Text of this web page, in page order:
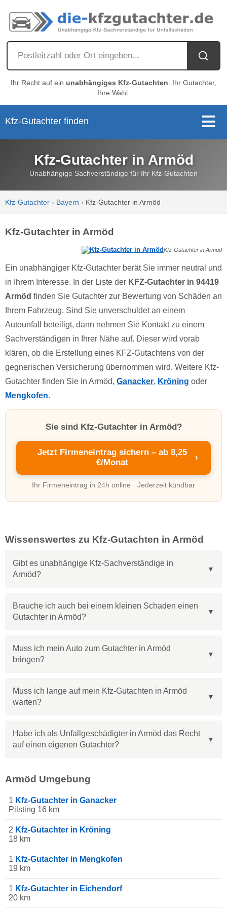
Ihr Recht auf ein unabhängiges Kfz-Gutachten . Ihr Gutachter,
Ihre Wahl.
Kfz-Gutachter finden
Kfz-Gutachter in Armöd
Unabhängige Sachverständige für Ihr Kfz-Gutachten
Kfz-Gutachter › Bayern › Kfz-Gutachter in Armöd
Kfz-Gutachter in Armöd
Kfz-Gutachter in Armöd
Ein unabhängiger Kfz-Gutachter berät Sie immer neutral und
in Ihrem Interesse. In der Liste der KFZ-Gutachter in 94419
Armöd finden Sie Gutachter zur Bewertung von Schäden an
Ihrem Fahrzeug. Sind Sie unverschuldet an einem
Autounfall beteiligt, dann nehmen Sie Kontakt zu einem
Sachverständigen in Ihrer Nähe auf. Dieser wird vorab
klären, ob die Erstellung eines KFZ-Gutachtens von der
gegnerischen Versicherung übernommen wird. Weitere Kfz-
Gutachter finden Sie in Armöd, Ganacker, Kröning oder
Mengkofen.
Sie sind Kfz-Gutachter in Armöd?
Jetzt Firmeneintrag sichern – ab 8,25
€/Monat
›
Ihr Firmeneintrag in 24h online · Jederzeit kündbar
Wissenswertes zu Kfz-Gutachten in Armöd
Gibt es unabhängige Kfz-Sachverständige in
Armöd?
Brauche ich auch bei einem kleinen Schaden einen
Gutachter in Armöd?
Muss ich mein Auto zum Gutachter in Armöd
bringen?
Muss ich lange auf mein Kfz-Gutachten in Armöd
warten?
Habe ich als Unfallgeschädigter in Armöd das Recht
auf einen eigenen Gutachter?
Armöd Umgebung
1 Kfz-Gutachter in Ganacker
Pilsting 16 km
2 Kfz-Gutachter in Kröning
18 km
1 Kfz-Gutachter in Mengkofen
19 km
1 Kfz-Gutachter in Eichendorf
20 km